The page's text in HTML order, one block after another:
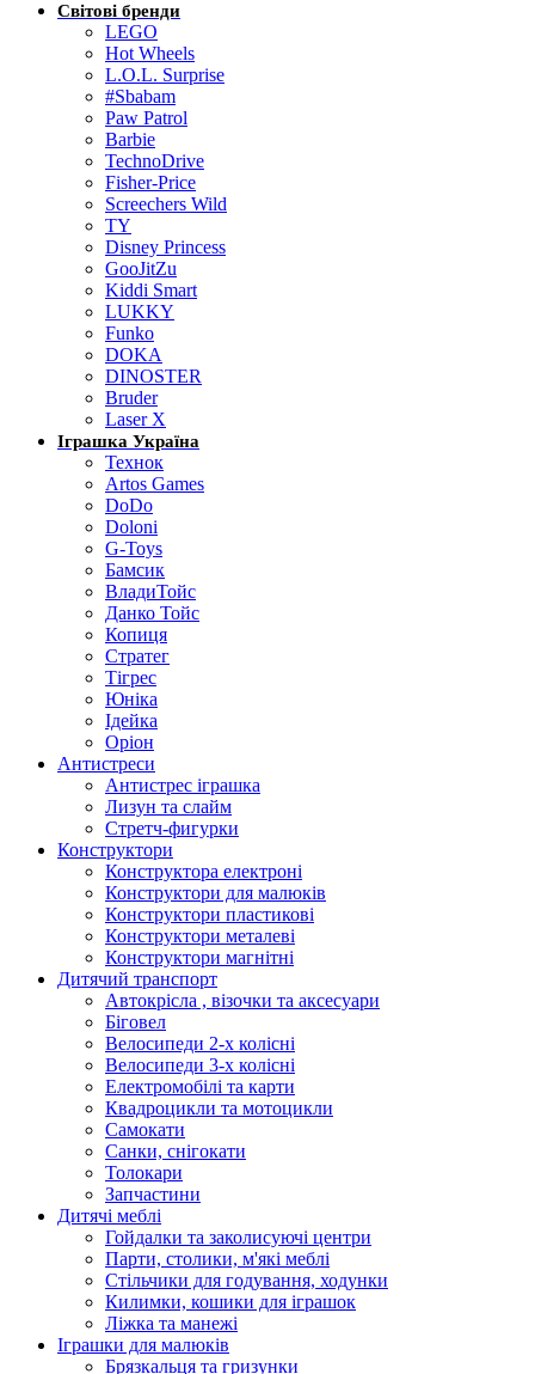
Світові бренди
LEGO
Hot Wheels
L.O.L. Surprise
#Sbabam
Paw Patrol
Barbie
TechnoDrive
Fisher-Price
Screechers Wild
TY
Disney Princess
GooJitZu
Kiddi Smart
LUKKY
Funko
DOKA
DINOSTER
Bruder
Laser X
Іграшка Україна
Технок
Artos Games
DoDo
Doloni
G-Toys
Бамсик
ВладиТойс
Данко Тойс
Копиця
Стратег
Тігрес
Юніка
Ідейка
Оріон
Антистреси
Антистрес іграшка
Лизун та слайм
Стретч-фигурки
Конструктори
Конструктора електроні
Конструктори для малюків
Конструктори пластикові
Конструктори металеві
Конструктори магнітні
Дитячий транспорт
Автокрісла , візочки та аксесуари
Біговел
Велосипеди 2-х колісні
Велосипеди 3-х колісні
Електромобілі та карти
Квадроцикли та мотоцикли
Самокати
Санки, снігокати
Толокари
Запчастини
Дитячі меблі
Гойдалки та заколисуючі центри
Парти, столики, м'які меблі
Стільчики для годування, ходунки
Килимки, кошики для іграшок
Ліжка та манежі
Іграшки для малюків
Брязкальця та гризунки